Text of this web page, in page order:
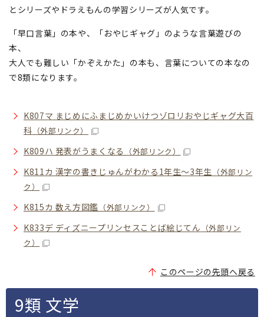
とシリーズやドラえもんの学習シリーズが人気です。
「早口言葉」の本や、「おやじギャグ」のような言葉遊びの
本、
大人でも難しい「かぞえかた」の本も、言葉についての本なの
で8類になります。
K807マ まじめにふまじめかいけつゾロリおやじギャグ大百
科 （外部リンク）
K809ハ 発表がうまくなる （外部リンク）
K811カ 漢字の書きじゅんがわかる1年生〜3年生 （外部リン
ク）
K815カ 数え方図鑑 （外部リンク）
K833デ ディズニープリンセスことば絵じてん （外部リン
ク）
このページの先頭へ戻る
9類 文学